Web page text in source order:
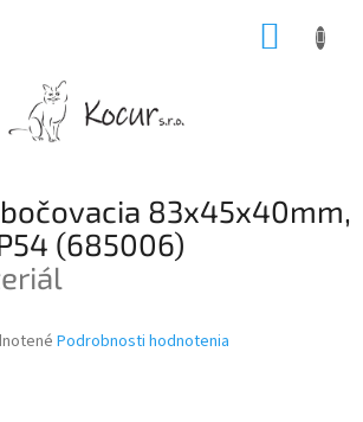
83x45x40mm,
(685006)
Podrobnosti hodnotenia